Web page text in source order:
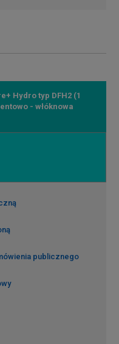
Hydro typ DFH2 (1
- włóknowa
publicznego